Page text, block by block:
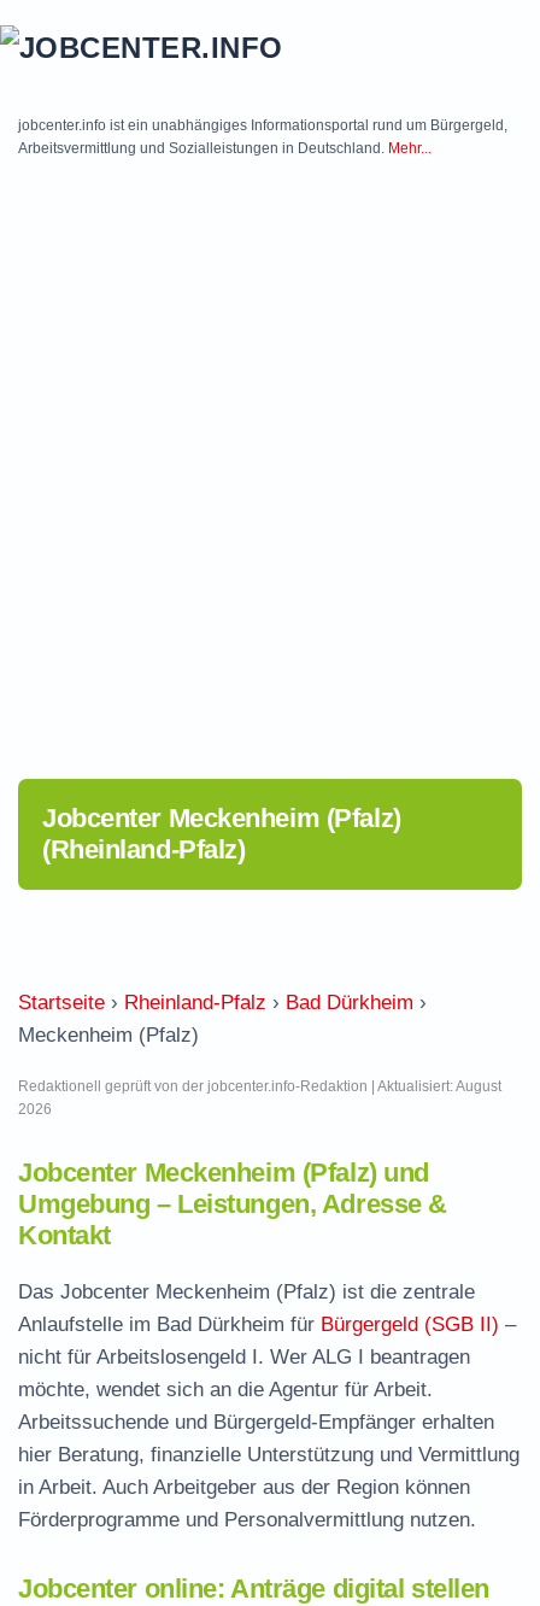
jobcenter.info ist ein unabhängiges Informationsportal rund um Bürgergeld,
Arbeitsvermittlung und Sozialleistungen in Deutschland. Mehr...
Jobcenter Meckenheim (Pfalz)
(Rheinland-Pfalz)
Startseite › Rheinland-Pfalz › Bad Dürkheim ›
Meckenheim (Pfalz)
Redaktionell geprüft von der jobcenter.info-Redaktion | Aktualisiert: August
2026
Jobcenter Meckenheim (Pfalz) und
Umgebung – Leistungen, Adresse &
Kontakt
Das Jobcenter Meckenheim (Pfalz) ist die zentrale
Anlaufstelle im Bad Dürkheim für Bürgergeld (SGB II) –
nicht für Arbeitslosengeld I. Wer ALG I beantragen
möchte, wendet sich an die Agentur für Arbeit.
Arbeitssuchende und Bürgergeld-Empfänger erhalten
hier Beratung, finanzielle Unterstützung und Vermittlung
in Arbeit. Auch Arbeitgeber aus der Region können
Förderprogramme und Personalvermittlung nutzen.
Jobcenter online: Anträge digital stellen